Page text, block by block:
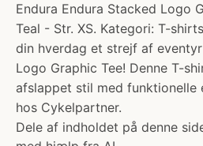
Endura Endura Stacked Logo
Teal - Str. XS. Kategori: T-
din hverdag et strejf af
Logo Graphic Tee! Denne T-
afslappet stil med funktionelle
hos Cykelpartner.
Dele af indholdet på denne